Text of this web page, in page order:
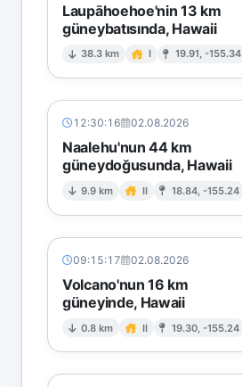
Laupāhoehoe'nin 13 km
güneybatısında, Hawaii
38.3 km I 19.91, -155.34
12:30:16 02.08.2026
Naalehu'nun 44 km
güneydoğusunda, Hawaii
9.9 km II 18.84, -155.24
09:15:17 02.08.2026
Volcano'nun 16 km
güneyinde, Hawaii
0.8 km II 19.30, -155.24